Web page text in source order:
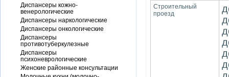
Строительный
проезд
Диспансеры кожно-
венерологические
Диспансеры наркологические
Диспансеры онкологические
Диспансеры
противотуберкулезные
Диспансеры
психоневрологические
Женские районные консультации